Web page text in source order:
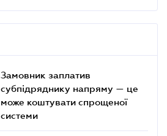
Замовник заплатив
субпідряднику напряму — це
може коштувати спрощеної
системи